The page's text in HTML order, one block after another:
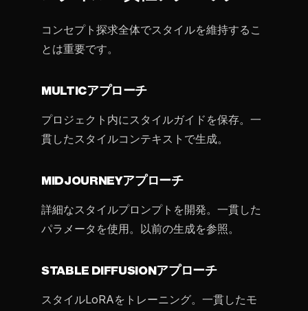
コンセプト探求全体でスタイルを維持するこ
とは重要です。
MULTICアプローチ
プロジェクト内にスタイルガイドを保存。一
貫したスタイルコンテキストで生成。
MIDJOURNEYアプローチ
詳細なスタイルプロンプトを開発。一貫した
パラメータを使用。以前の生成を参照。
STABLE DIFFUSIONアプローチ
スタイルLoRAをトレーニング。一貫したモ